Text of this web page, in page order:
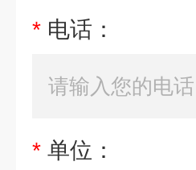
* 电话：
* 单位：